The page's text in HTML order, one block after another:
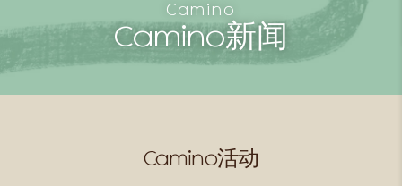
Camino
Camino新闻
Camino活动